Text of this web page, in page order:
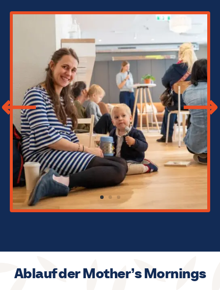
Ablauf der Mother’s Mornings